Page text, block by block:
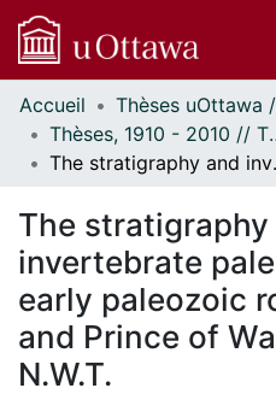
Communautés
et collections
Parcourir
À propos
Accueil
Thèses,
The
The stratigraphy
invertebrate
early paleozoic
and Prince of
N.W.T.